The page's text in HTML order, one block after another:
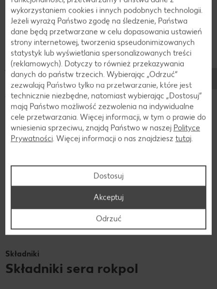
przechowywać?
Do czego można wykorzystać ser rokpol i
jak go przechowywać?
Ser Rokpol można spożywać samodzielnie lub wykorzystać
jako dodatek do dań mięsnych, sosów, sałatek lub
makaronów. Dobrze sprawdzi się również jako element
wykwintnej deski serów. Wspaniale się topi, dzięki czemu z
powodzeniem użyjemy go na pizzy czy zapiekance.
Jak przechowywać ser Rokpol?
w lodówce, owinięty w folię spożywczą lub papier
pergaminowy. Ważne jest, aby unikać nadmiernego
narażenia na powietrze, ponieważ może to wpłynąć na
Składniki
Składniki sera rokpol
wykorzystaniem cookies i innych podobnych technologii.
Jeżeli wyrażą Państwo zgodę na śledzenie, Państwa
dane będą przetwarzane w celu dopasowania ustawień
strony internetowej, tworzenia spseudonimizowanych
statystyk lub wyświetlania spersonalizowanych treści
(reklamowych). Dotyczy to również przekazywania
danych do państw trzecich. Wybierając „Odrzuć“
zezwalają Państwo tylko na przetwarzanie, które jest
technicznie niezbędne, natomiast wybierając „Dostosuj”
mają Państwo możliwość zezwolenia na indywidualne
cele przetwarzania. Więcej informacji, w tym o prawie do
wniesienia sprzeciwu, znajdą Państwo w naszej Polityce
Prywatności. Więcej informacji o nas znajdziesz tutaj.
Dostosuj
Odrzuć
Akceptuj